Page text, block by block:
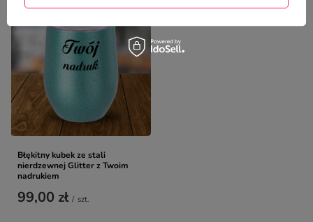
Błękitny kubek ze stali
nierdzewnej Glitter z Twoim
nadrukiem
99,00 zł / szt.